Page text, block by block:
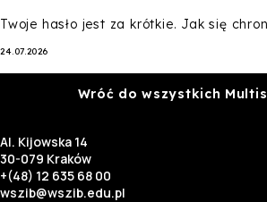
Twoje hasło jest za krótkie. Jak się
24.07.2026
Wróć do wszystkich
Al. Kijowska 14
30-079 Kraków
+(48) 12 635 68 00
wszib@wszib.edu.pl